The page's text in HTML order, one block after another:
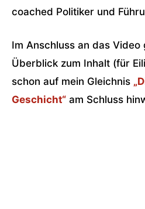
coached Politiker und
Im Anschluss an das
Überblick zum Inhalt (für
schon auf mein Gleichnis
Geschicht“ am Schluss